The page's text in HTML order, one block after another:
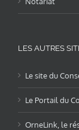
LES AUTRES
Le site du
Le Portail du
OrneLink, le